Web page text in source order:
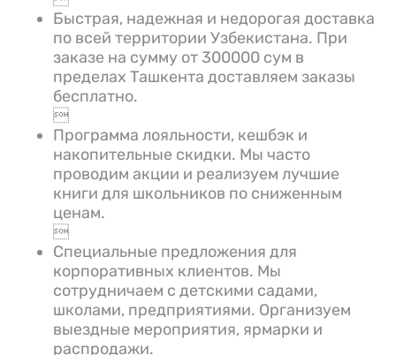
Быстрая, надежная и недорогая доставка
по всей территории Узбекистана. При
заказе на сумму от 300000 сум в
пределах Ташкента доставляем заказы
бесплатно.

Программа лояльности, кешбэк и
накопительные скидки. Мы часто
проводим акции и реализуем лучшие
книги для школьников по сниженным
ценам.

Специальные предложения для
корпоративных клиентов. Мы
сотрудничаем с детскими садами,
школами, предприятиями. Организуем
выездные мероприятия, ярмарки и
распродажи.